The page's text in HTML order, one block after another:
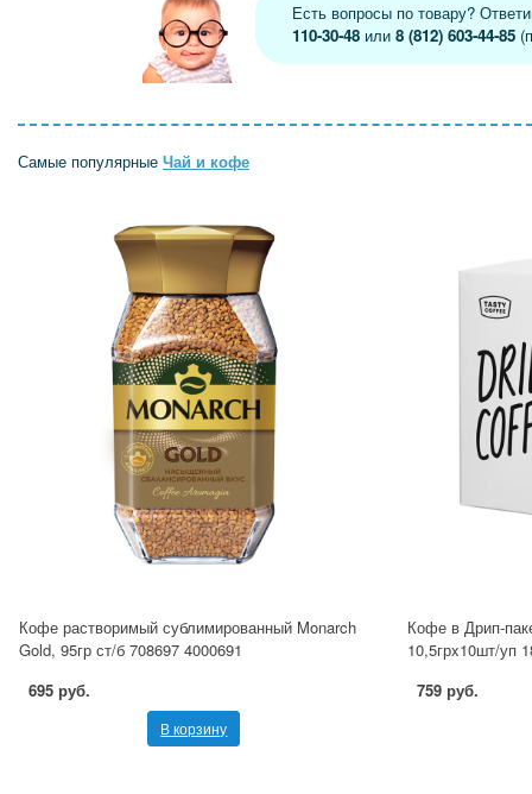
Есть вопросы по товару?
110-30-48 или8 (812) 603-44-85
Самые популярные Чай и кофе
Кофе растворимый сублимированный Monarch
Gold, 95гр ст/б 708697 4000691
695 руб.
В корзину
Кофе в Дрип-
10,5грx10шт/уп
759 руб.